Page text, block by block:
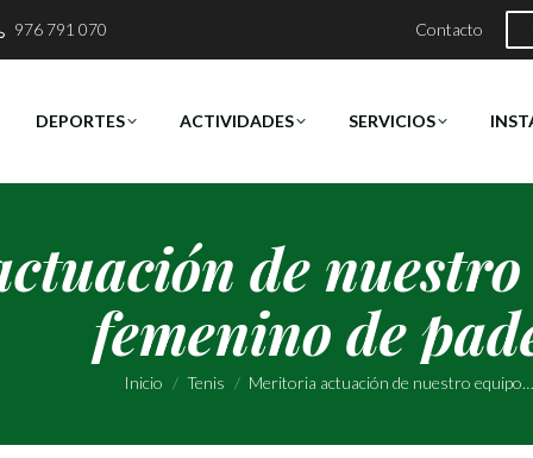
976 791 070 Contacto
DEPORTES ACTIVIDADES SERVICIOS
de nuestro
femenino de
Estás aquí:
Inicio Tenis Meritoria actuación de nuestro equipo…